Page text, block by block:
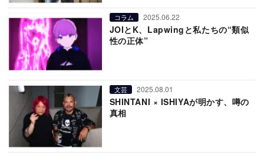
コラム 2025.06.22
JOIとK、Lapwingと私たちの“類似
性の正体”
文芸 2025.08.01
SHINTANI × ISHIYAが明かす、噂の
真相